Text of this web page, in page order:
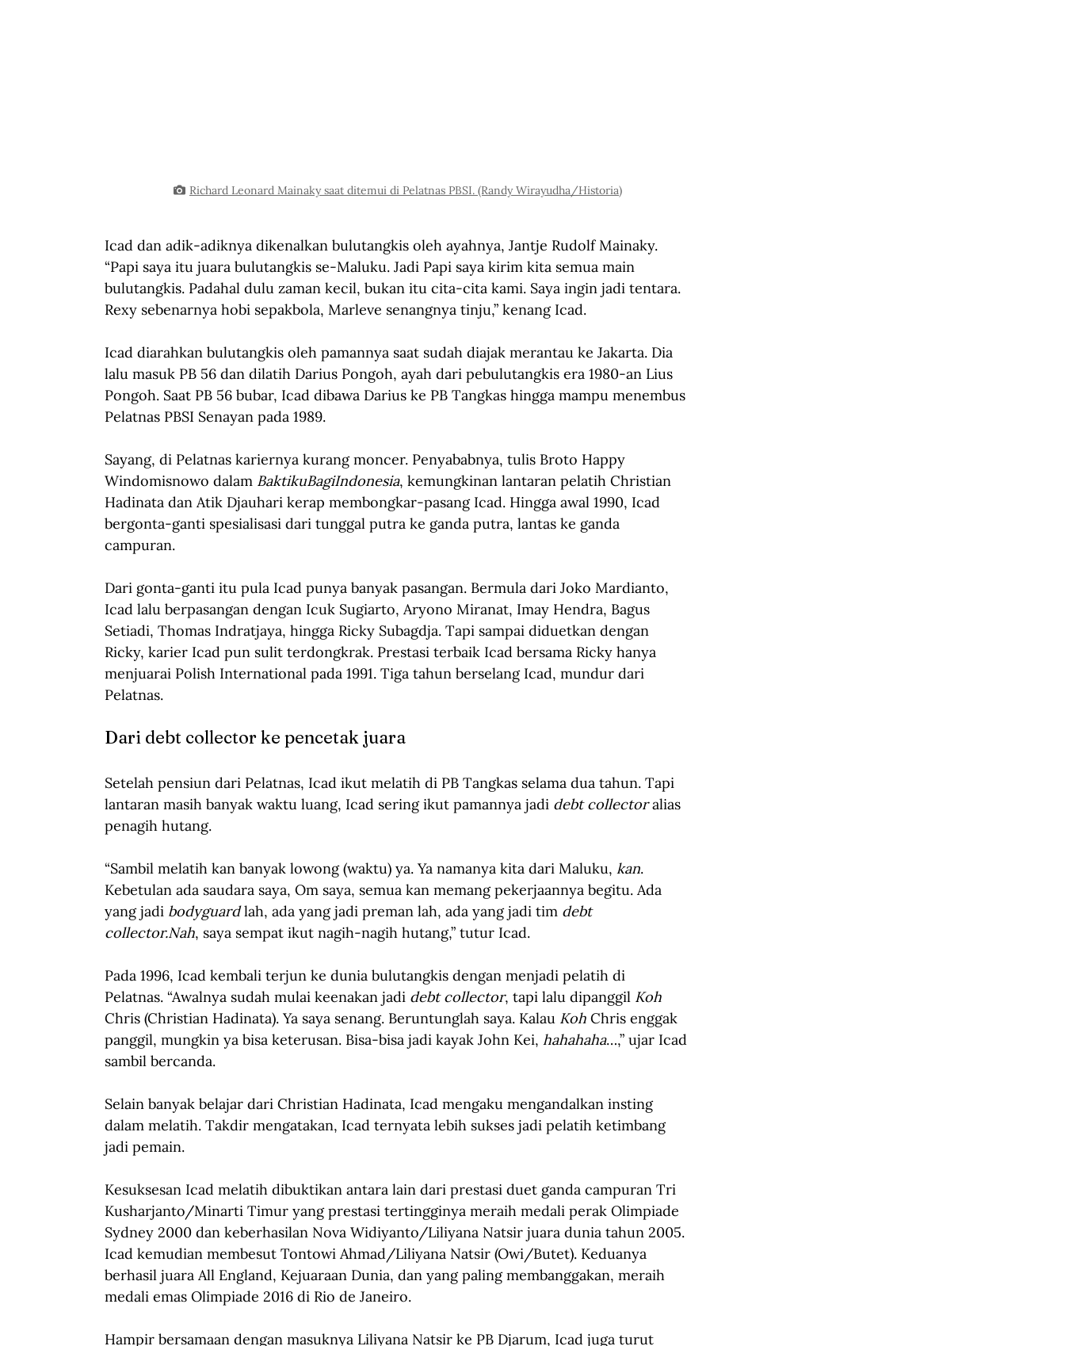
Richard Leonard Mainaky saat ditemui di Pelatnas PBSI. (Randy Wirayudha/Historia)
Icad dan adik-adiknya dikenalkan bulutangkis oleh ayahnya, Jantje Rudolf Mainaky.
“Papi saya itu juara bulutangkis se-Maluku. Jadi Papi saya kirim kita semua main
bulutangkis. Padahal dulu zaman kecil, bukan itu cita-cita kami. Saya ingin jadi tentara.
Rexy sebenarnya hobi sepakbola, Marleve senangnya tinju,” kenang Icad.
Icad diarahkan bulutangkis oleh pamannya saat sudah diajak merantau ke Jakarta. Dia
lalu masuk PB 56 dan dilatih Darius Pongoh, ayah dari pebulutangkis era 1980-an Lius
Pongoh. Saat PB 56 bubar, Icad dibawa Darius ke PB Tangkas hingga mampu menembus
Pelatnas PBSI Senayan pada 1989.
Sayang, di Pelatnas kariernya kurang moncer. Penyababnya, tulis Broto Happy
Windomisnowo dalam BaktikuBagiIndonesia, kemungkinan lantaran pelatih Christian
Hadinata dan Atik Djauhari kerap membongkar-pasang Icad. Hingga awal 1990, Icad
bergonta-ganti spesialisasi dari tunggal putra ke ganda putra, lantas ke ganda
campuran.
Dari gonta-ganti itu pula Icad punya banyak pasangan. Bermula dari Joko Mardianto,
Icad lalu berpasangan dengan Icuk Sugiarto, Aryono Miranat, Imay Hendra, Bagus
Setiadi, Thomas Indratjaya, hingga Ricky Subagdja. Tapi sampai diduetkan dengan
Ricky, karier Icad pun sulit terdongkrak. Prestasi terbaik Icad bersama Ricky hanya
menjuarai Polish International pada 1991. Tiga tahun berselang Icad, mundur dari
Pelatnas.
Dari debt collector ke pencetak juara
Setelah pensiun dari Pelatnas, Icad ikut melatih di PB Tangkas selama dua tahun. Tapi
lantaran masih banyak waktu luang, Icad sering ikut pamannya jadi debt collector alias
penagih hutang.
“Sambil melatih kan banyak lowong (waktu) ya. Ya namanya kita dari Maluku, kan.
Kebetulan ada saudara saya, Om saya, semua kan memang pekerjaannya begitu. Ada
yang jadi bodyguard lah, ada yang jadi preman lah, ada yang jadi tim debt
collector.Nah, saya sempat ikut nagih-nagih hutang,” tutur Icad.
Pada 1996, Icad kembali terjun ke dunia bulutangkis dengan menjadi pelatih di
Pelatnas. “Awalnya sudah mulai keenakan jadi debt collector, tapi lalu dipanggil Koh
Chris (Christian Hadinata). Ya saya senang. Beruntunglah saya. Kalau Koh Chris enggak
panggil, mungkin ya bisa keterusan. Bisa-bisa jadi kayak John Kei, hahahaha…,” ujar Icad
sambil bercanda.
Selain banyak belajar dari Christian Hadinata, Icad mengaku mengandalkan insting
dalam melatih. Takdir mengatakan, Icad ternyata lebih sukses jadi pelatih ketimbang
jadi pemain.
Kesuksesan Icad melatih dibuktikan antara lain dari prestasi duet ganda campuran Tri
Kusharjanto/Minarti Timur yang prestasi tertingginya meraih medali perak Olimpiade
Sydney 2000 dan keberhasilan Nova Widiyanto/Liliyana Natsir juara dunia tahun 2005.
Icad kemudian membesut Tontowi Ahmad/Liliyana Natsir (Owi/Butet). Keduanya
berhasil juara All England, Kejuaraan Dunia, dan yang paling membanggakan, meraih
medali emas Olimpiade 2016 di Rio de Janeiro.
Hampir bersamaan dengan masuknya Liliyana Natsir ke PB Djarum, Icad juga turut